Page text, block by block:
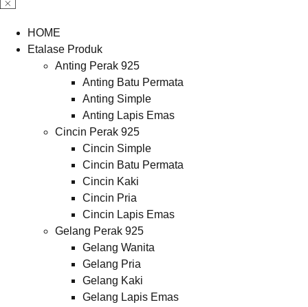
HOME
Etalase Produk
Anting Perak 925
Anting Batu Permata
Anting Simple
Anting Lapis Emas
Cincin Perak 925
Cincin Simple
Cincin Batu Permata
Cincin Kaki
Cincin Pria
Cincin Lapis Emas
Gelang Perak 925
Gelang Wanita
Gelang Pria
Gelang Kaki
Gelang Lapis Emas